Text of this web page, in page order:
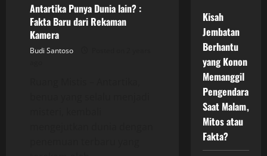
Antartika Punya Dunia lain? :
Fakta Baru dari Rekaman
Kamera
Budi Santoso
Kisah
Jembatan
Berhantu
yang Konon
Memanggil
Pengendara
Saat Malam,
Mitos atau
Fakta?